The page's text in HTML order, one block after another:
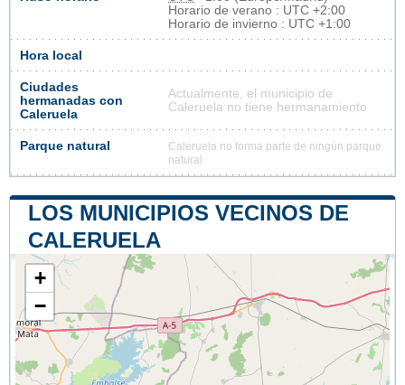
Horario de verano : UTC +2:00
Horario de invierno : UTC +1:00
Hora local
Ciudades
hermanadas con
Caleruela
Actualmente, el municipio de
Caleruela no tiene hermanamiento
Parque natural
Caleruela no forma parte de ningún parque
natural
LOS MUNICIPIOS VECINOS DE
CALERUELA
+
−